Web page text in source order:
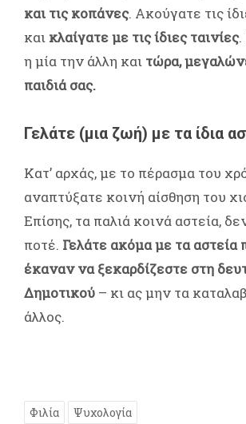
και τις κοπάνες. Ακούγατε τις
και κλαίγατε με τις ίδιες ταινίες.
η μία την άλλη και τώρα,
παιδιά σας.
Γελάτε (μια ζωή) με τα ίδια
Κατ’ αρχάς, με το πέρασμα του
αναπτύξατε κοινή αίσθηση του
Επίσης, τα παλιά κοινά αστεία,
ποτέ. Γελάτε ακόμα με τα αστεία
έκαναν να ξεκαρδίζεστε στη
Δημοτικού – κι ας μην τα
άλλος.
Φιλία Ψυχολογία